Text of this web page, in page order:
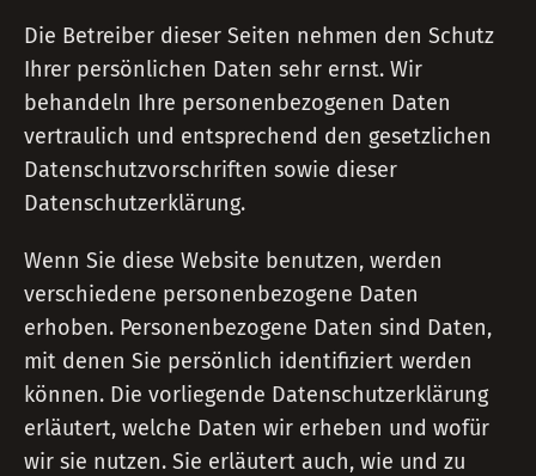
Die Betreiber dieser Seiten nehmen den Schutz
Ihrer persönlichen Daten sehr ernst. Wir
behandeln Ihre personenbezogenen Daten
vertraulich und entsprechend den gesetzlichen
Datenschutzvorschriften sowie dieser
Datenschutzerklärung.
Wenn Sie diese Website benutzen, werden
verschiedene personenbezogene Daten
erhoben. Personenbezogene Daten sind Daten,
mit denen Sie persönlich identifiziert werden
können. Die vorliegende Datenschutzerklärung
erläutert, welche Daten wir erheben und wofür
wir sie nutzen. Sie erläutert auch, wie und zu